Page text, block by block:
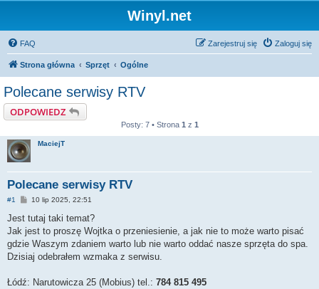
Winyl.net
FAQ Zaloguj się
Zarejestruj się
Strona główna Sprzęt Ogólne
Polecane serwisy RTV
ODPOWIEDZ
Posty: 7 • Strona 1 z 1
MaciejT
Polecane serwisy RTV
#1
P
s
10 lip 2025, 22:51
Jest tutaj taki temat?
Jak jest to proszę Wojtka o przeniesienie, a jak nie to może warto pisać
gdzie Waszym zdaniem warto lub nie warto oddać nasze sprzęta do spa.
Dzisiaj odebrałem wzmaka z serwisu.
Łódź: Narutowicza 25 (Mobius) tel.: 784 815 495